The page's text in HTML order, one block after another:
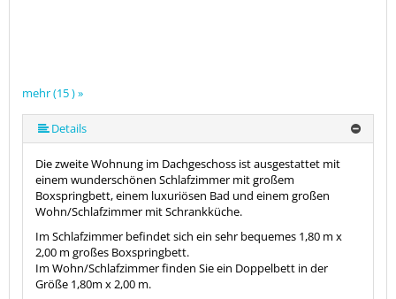
mehr (15 ) »
mehr (15 ) »
mehr (15 ) »
mehr (15 ) »
mehr (15 ) »
mehr (15 ) »
mehr (15 ) »
mehr (15 ) »
mehr (15 ) »
mehr (15 ) »
mehr (15 ) »
mehr (15 ) »
Details
Die zweite Wohnung im Dachgeschoss ist ausgestattet mit
einem wunderschönen Schlafzimmer mit großem
Boxspringbett, einem luxuriösen Bad und einem großen
Wohn/Schlafzimmer mit Schrankküche.
Im Schlafzimmer befindet sich ein sehr bequemes 1,80 m x
2,00 m großes Boxspringbett.
Im Wohn/Schlafzimmer finden Sie ein Doppelbett in der
Größe 1,80m x 2,00 m.